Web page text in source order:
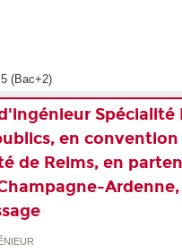
(Bac+2)
en convention
de Reims, en
Ardenne,